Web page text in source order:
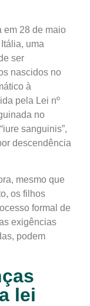
em 28 de maio
, uma
ser
nascidos no
à
pela Lei nº
no
sanguinis”,
descendência
mesmo que
os filhos
formal de
exigências
podem
lei